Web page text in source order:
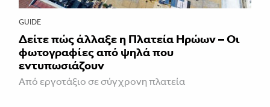
GUIDE
Δείτε πώς άλλαξε η Πλατεία Ηρώων – Οι
φωτογραφίες από ψηλά που
εντυπωσιάζουν
Από εργοτάξιο σε σύγχρονη πλατεία